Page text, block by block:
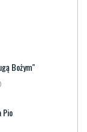
Bożym"
Pio